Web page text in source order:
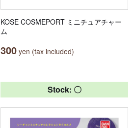
KOSE COSMEPORT ミニチュアチャー
ム
300 yen (tax included)
Stock: 〇